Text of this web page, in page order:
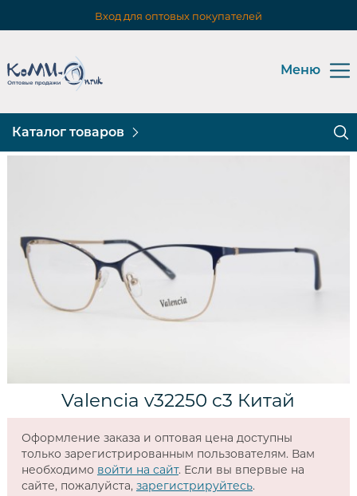
Вход для оптовых покупателей
Меню
Каталог товаров
Valencia v32250 c3 Китай
Оформление заказа и оптовая цена доступны
только зарегистрированным пользователям. Вам
необходимо войти на сайт. Если вы впервые на
сайте, пожалуйста, зарегистрируйтесь.